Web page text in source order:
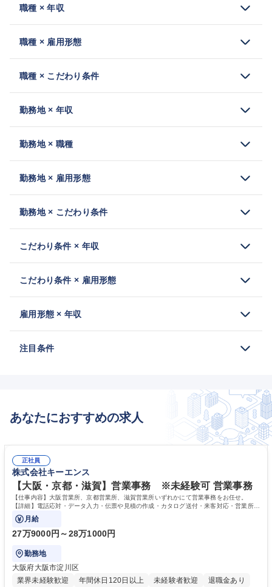
職種 × 年収
職種 × 雇用形態
職種 × こだわり条件
勤務地 × 年収
勤務地 × 職種
勤務地 × 雇用形態
勤務地 × こだわり条件
こだわり条件 × 年収
こだわり条件 × 雇用形態
雇用形態 × 年収
注目条件
あなたにおすすめの求人
正社員
株式会社キーエンス
【大阪・京都・滋賀】営業事務 ※未経験可 営業事務
【仕事内容】大阪営業所、京都営業所、滋賀営業所いずれかにて営業事務をお任せ。
【詳細】電話応対・データ入力・伝票や見積の作成・カタログ送付・来客対応・営業所内
で発生する事務業務や業務改善をお任せ。
月給
27万9000円～28万1000円
勤務地
大阪府大阪市淀川区
業界未経験歓迎
年間休日120日以上 未経験者歓迎
退職金あり